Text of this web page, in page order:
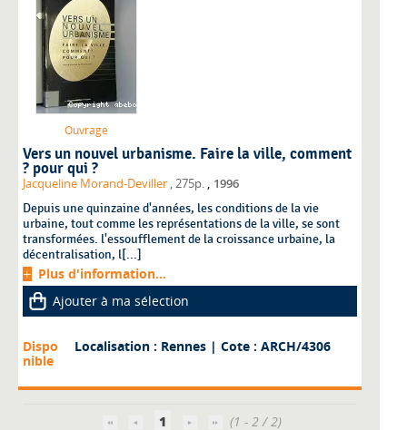
Ouvrage
Vers un nouvel urbanisme. Faire la ville, comment
? pour qui ?
Jacqueline Morand-Deviller , 275p. , 1996
Depuis une quinzaine d'années, les conditions de la vie
urbaine, tout comme les représentations de la ville, se sont
transformées. l'essoufflement de la croissance urbaine, la
décentralisation, l[...]
Plus d'information...
Ajouter à ma sélection
Dispo
nible
Localisation : Rennes | Cote : ARCH/4306
1
(1 - 2 / 2)